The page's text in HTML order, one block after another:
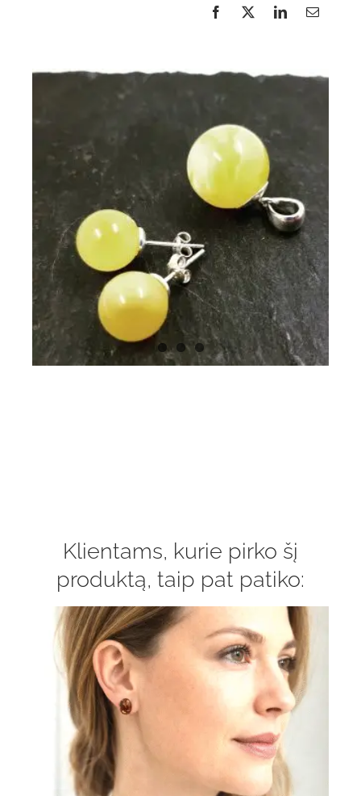
Klientams, kurie pirko šį
produktą, taip pat patiko: